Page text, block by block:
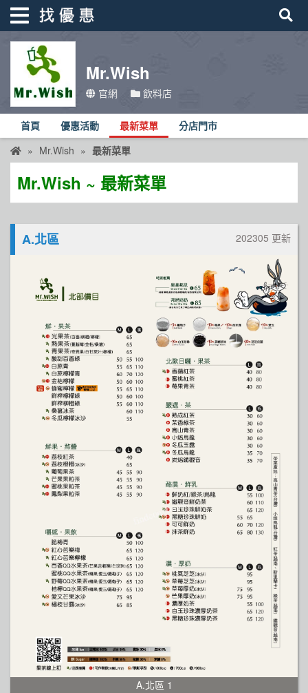
Mr.Wish
官網 飲料店
首頁 優惠活動 最新菜單 分店門市
Mr.Wish 最新菜單
Mr.Wish ~ 最新菜單
A.北區 202305 更新
A.北區 1
找優惠
優惠活動
折價卷
線上DM
品牌總覽